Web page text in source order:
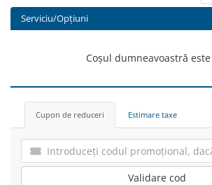
Serviciu/Opțiuni
Coșul dumneavoastră
Cupon de reduceri Estimare taxe
Validare cod